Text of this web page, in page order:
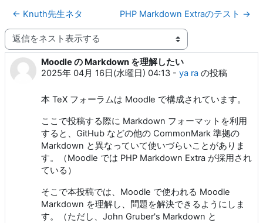
← Knuth先生ネタ PHP Markdown Extraのテスト →
表示モード
Moodle の Markdown を理解したい
2025年 04月 16日(水曜日) 04:13 - ya ra の投稿
返信数: 1
本 TeX フォーラムは Moodle で構成されています。
ここで投稿する際に Markdown フォーマットを利用
すると、GitHub などの他の CommonMark 準拠の
Markdown と異なっていて使いづらいことがありま
す。（Moodle では PHP Markdown Extra が採用され
ている）
そこで本投稿では、Moodle で使われる Moodle
Markdown を理解し、問題を解決できるようにしま
す。（ただし、John Gruber's Markdown と